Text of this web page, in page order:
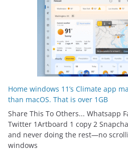
Home windows 11’s Climate app
than macOS. That is over 1GB
Share This To Others... Whatsapp
Twitter 1Artboard 1 copy 2
and never doing the rest—no
windows